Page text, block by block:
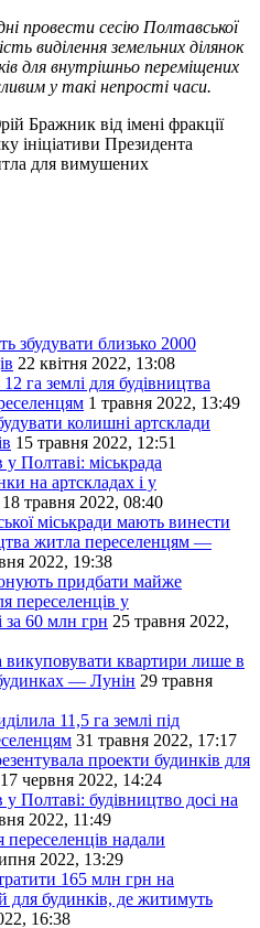
провести сесію Полтавської
виділення земельних ділянок
для внутрішньо переміщених
у такі непрості часи.
Бражник від імені фракції
ініціативи Президента
для вимушених
збудувати близько 2000
22 квітня 2022, 13:08
га землі для будівництва
1 травня 2022, 13:49
колишні артсклади
15 травня 2022, 12:51
Полтаві: міськрада
на артскладах і у
18 травня 2022, 08:40
міськради мають винести
житла переселенцям —
2022, 19:38
придбати майже
переселенців у
60 млн грн 25 травня 2022,
квартири лише в
— Лунін 29 травня
11,5 га землі під
31 травня 2022, 17:17
проекти будинків для
17 червня 2022, 14:24
Полтаві: будівництво досі на
2022, 11:49
надали
2022, 13:29
165 млн грн на
для будинків, де житимуть
16:38